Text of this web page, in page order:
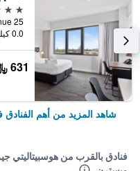
4 نجوم
0.0 كيلومتر عن وسط المدينة
631 ﷼
شاهد المزيد من أهم الفنادق
فنادق بالقرب من هوسبيتاليتي